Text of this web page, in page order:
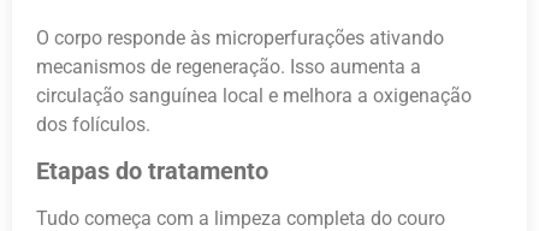
O corpo responde às microperfurações ativando
mecanismos de regeneração. Isso aumenta a
circulação sanguínea local e melhora a oxigenação
dos folículos.
Etapas do tratamento
Tudo começa com a limpeza completa do couro